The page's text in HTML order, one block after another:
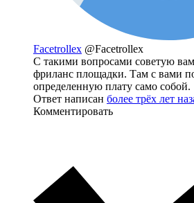
Facetrollex @Facetrollex
С такими вопросами советую
фриланс площадки. Там с вами
определенную плату само собой.
Ответ написан более трёх лет
Комментировать